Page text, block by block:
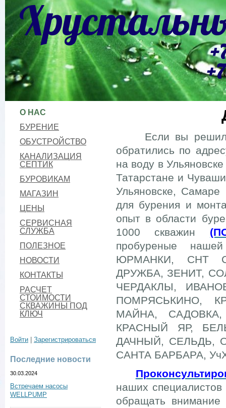
О НАС
БУРЕНИЕ
ОБУСТРОЙСТВО
КАНАЛИЗАЦИЯ
СЕПТИК
БУРОВИКАМ
МАГАЗИН
ЦЕНЫ
СЕРВИСНАЯ
СЛУЖБА
ПОЛЕЗНОЕ
НОВОСТИ
КОНТАКТЫ
РАСЧЕТ
СТОИМОСТИ
СКВАЖИНЫ ПОД
КЛЮЧ
Войти Зарегистрироваться
Последние новости
30.03.2024
Встречаем насосы
WELLPUMP
Если вы решили
обратились по
на воду в
Татарстане и
Ульяновске,
для бурения и
опыт в области
1000 скважин
пробуреные
ЮРМАНКИ, СНТ
ДРУЖБА, ЗЕНИТ,
ЧЕРДАКЛЫ,
ПОМРЯСЬКИНО,
МАЙНА,
КРАСНЫЙ ЯР,
ДАЧНЫЙ, СЕЛЬДЬ,
САНТА БАРБАРА,
наших
обращать